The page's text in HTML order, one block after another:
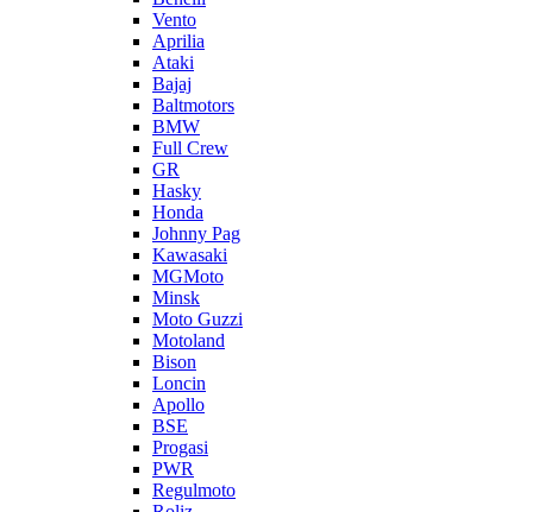
Vento
Aprilia
Ataki
Bajaj
Baltmotors
BMW
Full Crew
GR
Hasky
Honda
Johnny Pag
Kawasaki
MGMoto
Minsk
Moto Guzzi
Motoland
Bison
Loncin
Apollo
BSE
Progasi
PWR
Regulmoto